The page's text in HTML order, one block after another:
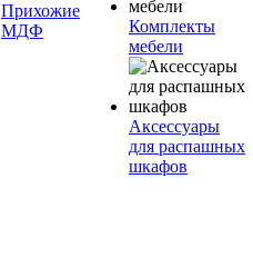
Прихожие
МДФ
Комплекты
мебели
Аксессуары
для распашных
шкафов